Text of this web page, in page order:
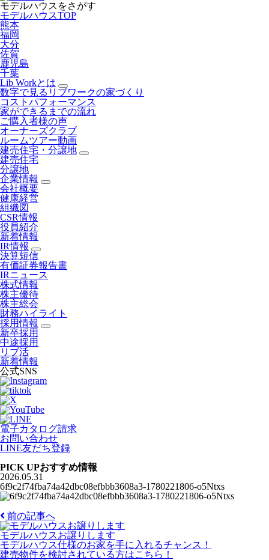
モデルハウスをさがす
モデルハウスTOP
熊本
福岡
大分
佐賀
鹿児島
千葉
Lib Workとは
数字で見るリブワークの家づくり
コストパフォーマンス
家ができるまでの流れ
ご購入者様の声
オーナーズクラブ
ルームツアー動画
建売住宅・分譲地
建売住宅
分譲地
企業情報
会社概要
健康経営
組織図
CSR情報
役員紹介
新着情報
IR情報
決算短信
有価証券報告書
IRニュース
株式情報
株主優待
株主総会
財務ハイライト
採用情報
新卒採用
中途採用
リブ活
新着情報
公式SNS
電子カタログ請求
お問い合わせ
LINE友だち登録
PICK UPおすすめ情報
2026.05.31
6f9c2f74fba74a42dbc08efbbb3608a3-1780221806-o5Ntxs
前の記事へ
モデルハウスお譲りします
モデルハウス仕様のお家を手に入れるチャンス！
建売物件を検討されている方はこちら！